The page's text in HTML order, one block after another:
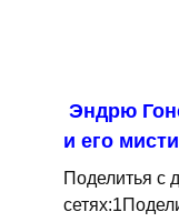
Эндрю
и его
Поделитья с